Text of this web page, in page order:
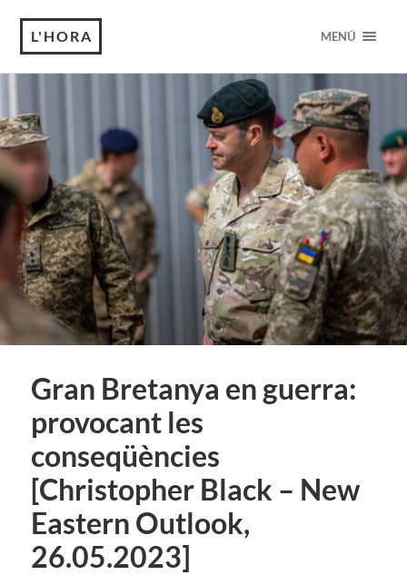
L'HORA MENÚ
Gran Bretanya en guerra:
provocant les
conseqüències
[Christopher Black – New
Eastern Outlook,
26.05.2023]